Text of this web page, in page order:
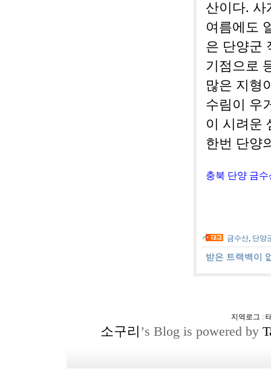
산이다. 사
여름에도
은 단양군
기점으로
많은 지형
수림이 우
이 시려운
한번 단양
충북 단양 금
금수산, 단양
받은 트랙백이
지역로그 :
소구리 ’s Blog is powered by